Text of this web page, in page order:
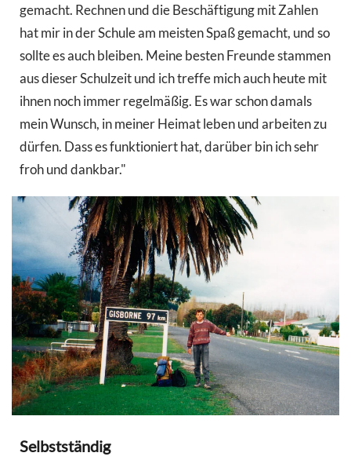
gemacht. Rechnen und die Beschäftigung mit Zahlen
hat mir in der Schule am meisten Spaß gemacht, und so
sollte es auch bleiben. Meine besten Freunde stammen
aus dieser Schulzeit und ich treffe mich auch heute mit
ihnen noch immer regelmäßig. Es war schon damals
mein Wunsch, in meiner Heimat leben und arbeiten zu
dürfen. Dass es funktioniert hat, darüber bin ich sehr
froh und dankbar."
Selbstständig